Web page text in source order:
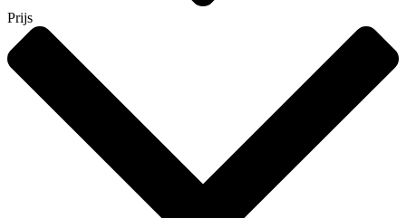
Prijs